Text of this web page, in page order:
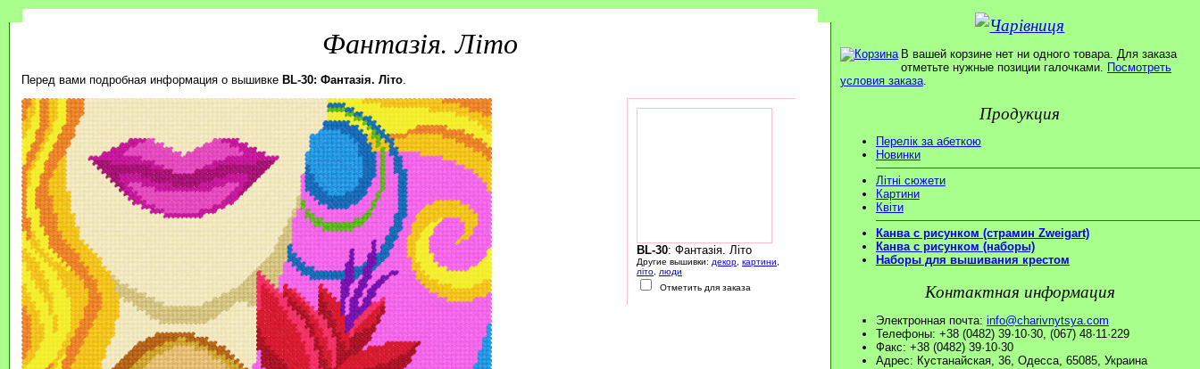
Фантазія. Літо
Перед вами подробная информация о вышивке BL-30: Фантазія. Літо.
BL-30: Фантазія. Літо
Другие вышивки: декор картини
літо
люди
Отметить для заказа
В вашей корзине нет ни одного товара. Для заказа
отметьте нужные позиции галочками. Посмотреть
условия заказа.
Продукция
Перелік за абеткою
Новинки
Літні сюжети
Картини
Квіти
Канва с рисунком (страмин Zweigart)
Канва с рисунком (наборы)
Наборы для вышивания крестом
Контактная информация
Электронная почта: info@charivnytsya.com
Телефоны: +38 (0482) 39·10·30, (067) 48·11·229
Факс: +38 (0482) 39·10·30
Адрес: Кустанайская, 36, Одесса, 65085, Украина